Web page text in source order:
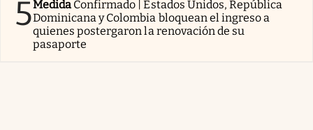
5Medida Confirmado | Estados Unidos, República
Dominicana y Colombia bloquean el ingreso a
quienes postergaron la renovación de su
pasaporte